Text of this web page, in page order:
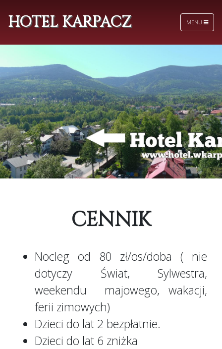
HOTEL KARPACZ MENU
CENNIK
Nocleg od 80 zł/os/doba ( nie
dotyczy Świat, Sylwestra,
weekendu majowego, wakacji,
ferii zimowych)
Dzieci do lat 2 bezpłatnie.
Dzieci do lat 6 zniżka